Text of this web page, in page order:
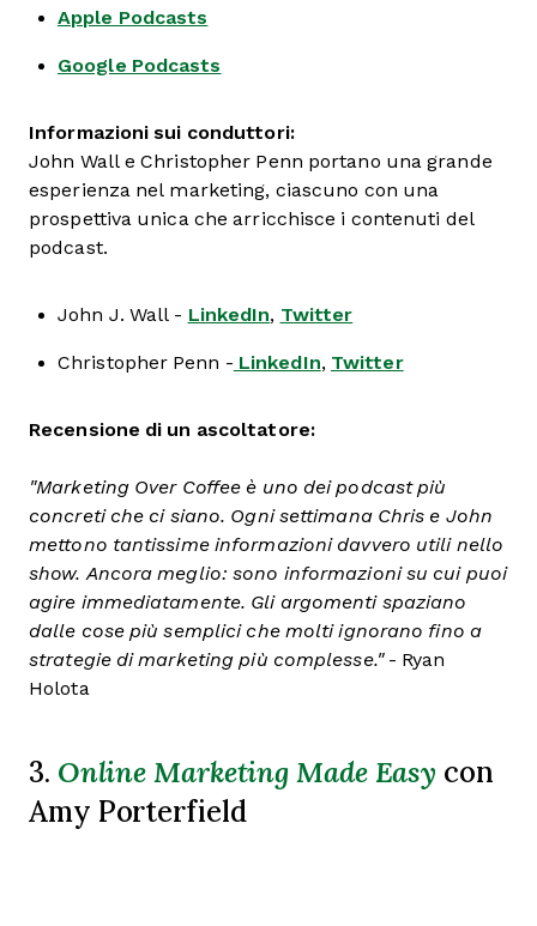
Apple Podcasts
Google Podcasts
Informazioni sui conduttori:
John Wall e Christopher Penn portano una grande
esperienza nel marketing, ciascuno con una
prospettiva unica che arricchisce i contenuti del
podcast.
John J. Wall - LinkedIn, Twitter
Christopher Penn - LinkedIn, Twitter
Recensione di un ascoltatore:
"Marketing Over Coffee è uno dei podcast più
concreti che ci siano. Ogni settimana Chris e John
mettono tantissime informazioni davvero utili nello
show. Ancora meglio: sono informazioni su cui puoi
agire immediatamente. Gli argomenti spaziano
dalle cose più semplici che molti ignorano fino a
strategie di marketing più complesse."- Ryan
Holota
3. Online Marketing Made Easy con
Amy Porterfield